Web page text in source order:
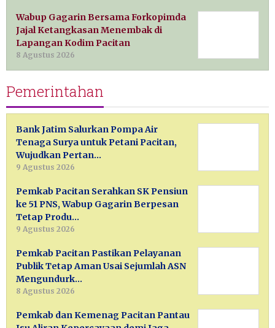
Wabup Gagarin Bersama Forkopimda
Jajal Ketangkasan Menembak di
Lapangan Kodim Pacitan
8 Agustus 2026
Pemerintahan
Bank Jatim Salurkan Pompa Air
Tenaga Surya untuk Petani Pacitan,
Wujudkan Pertan…
9 Agustus 2026
Pemkab Pacitan Serahkan SK Pensiun
ke 51 PNS, Wabup Gagarin Berpesan
Tetap Produ…
9 Agustus 2026
Pemkab Pacitan Pastikan Pelayanan
Publik Tetap Aman Usai Sejumlah ASN
Mengundurk…
8 Agustus 2026
Pemkab dan Kemenag Pacitan Pantau